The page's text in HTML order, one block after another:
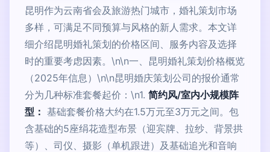
昆明作为云南省会及旅游热门城市，婚礼策划市场
多样，可满足不同预算与风格的新人需求。本文详
细介绍昆明婚礼策划的价格区间、服务内容及选择
时的重要考虑因素。\n\n一、昆明婚礼策划价格概览
（2025年信息）\n\n昆明婚庆策划公司的报价通常
分为几种标准套餐起价：\n1. 简约风/室内小规模阵
型： 基础套餐价格大约在1.5万元至3万元之间。包
含基础的5座绢花造型布景（迎宾牌、拉纱、背景拱
等）、司仪、摄影（单机跟进）及基础追光和音响